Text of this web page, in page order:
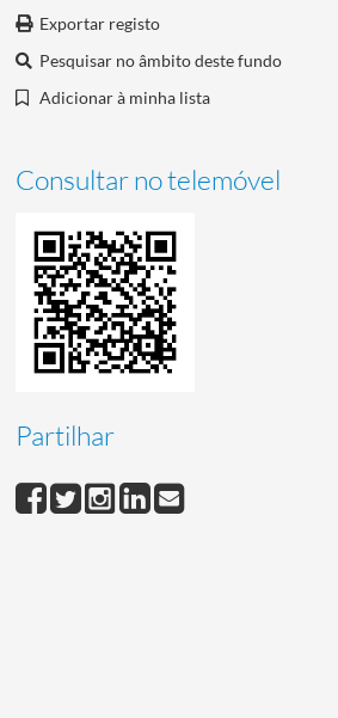
Exportar registo
Pesquisar no âmbito deste fundo
Adicionar à minha lista
Consultar no telemóvel
Partilhar